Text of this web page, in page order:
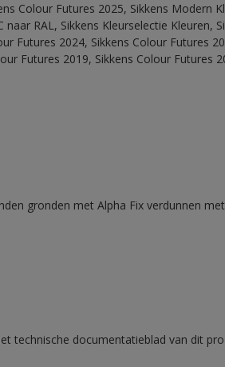
Colour Futures 2025, Sikkens Modern
RAL, Sikkens Kleurselectie Kleuren,
Futures 2024, Sikkens Colour Futures
Futures 2019, Sikkens Colour Futures
gronden met Alpha Fix verdunnen
technische documentatieblad van dit